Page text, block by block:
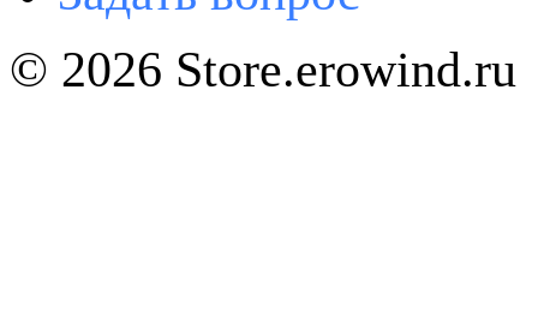
© 2026 Store.erowind.ru